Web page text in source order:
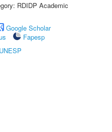
RDIDP Academic
Google Scholar
Fapesp